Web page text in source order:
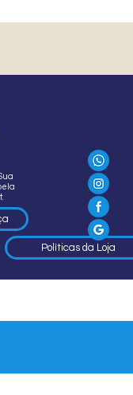
Políticas da Loja